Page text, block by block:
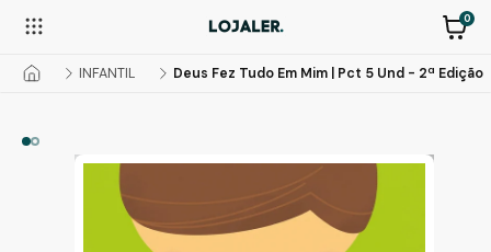
0
INFANTIL Deus Fez Tudo Em Mim | Pct 5 Und - 2ª Edição